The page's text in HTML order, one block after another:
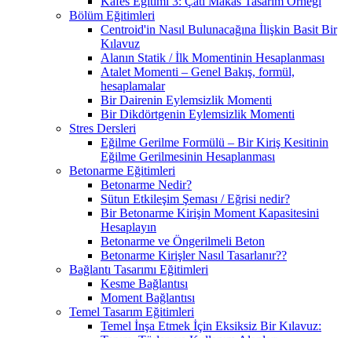
Bölüm Eğitimleri
Centroid'in Nasıl Bulunacağına İlişkin Basit Bir
Kılavuz
Alanın Statik / İlk Momentinin Hesaplanması
Atalet Momenti – Genel Bakış, formül,
hesaplamalar
Bir Dairenin Eylemsizlik Momenti
Bir Dikdörtgenin Eylemsizlik Momenti
Stres Dersleri
Eğilme Gerilme Formülü – Bir Kiriş Kesitinin
Eğilme Gerilmesinin Hesaplanması
Betonarme Eğitimleri
Betonarme Nedir?
Sütun Etkileşim Şeması / Eğrisi nedir?
Bir Betonarme Kirişin Moment Kapasitesini
Hesaplayın
Betonarme ve Öngerilmeli Beton
Betonarme Kirişler Nasıl Tasarlanır??
Bağlantı Tasarımı Eğitimleri
Kesme Bağlantısı
Moment Bağlantısı
Temel Tasarım Eğitimleri
Temel İnşa Etmek İçin Eksiksiz Bir Kılavuz: